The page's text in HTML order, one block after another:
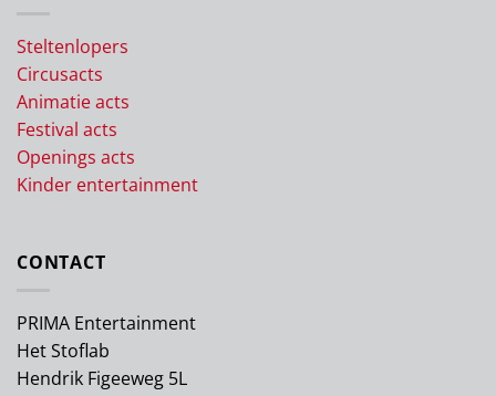
Steltenlopers
Circusacts
Animatie acts
Festival acts
Openings acts
Kinder entertainment
CONTACT
PRIMA Entertainment
Het Stoflab
Hendrik Figeeweg 5L